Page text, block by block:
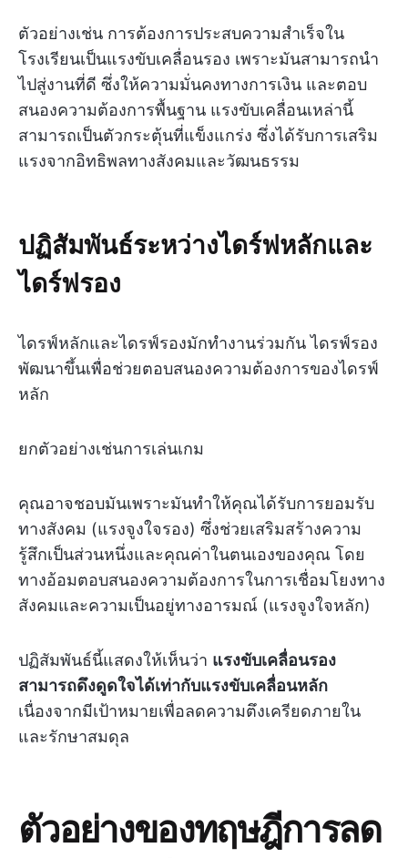
ตัวอย่างเช่น การต้องการประสบความสำเร็จใน
โรงเรียนเป็นแรงขับเคลื่อนรอง เพราะมันสามารถนำ
ไปสู่งานที่ดี ซึ่งให้ความมั่นคงทางการเงิน และตอบ
สนองความต้องการพื้นฐาน แรงขับเคลื่อนเหล่านี้
สามารถเป็นตัวกระตุ้นที่แข็งแกร่ง ซึ่งได้รับการเสริม
แรงจากอิทธิพลทางสังคมและวัฒนธรรม
ปฏิสัมพันธ์ระหว่างไดร์ฟหลักและ
ไดร์ฟรอง
ไดรฟ์หลักและไดรฟ์รองมักทำงานร่วมกัน ไดรฟ์รอง
พัฒนาขึ้นเพื่อช่วยตอบสนองความต้องการของไดรฟ์
หลัก
ยกตัวอย่างเช่นการเล่นเกม
คุณอาจชอบมันเพราะมันทำให้คุณได้รับการยอมรับ
ทางสังคม (แรงจูงใจรอง) ซึ่งช่วยเสริมสร้างความ
รู้สึกเป็นส่วนหนึ่งและคุณค่าในตนเองของคุณ โดย
ทางอ้อมตอบสนองความต้องการในการเชื่อมโยงทาง
สังคมและความเป็นอยู่ทางอารมณ์ (แรงจูงใจหลัก)
ปฏิสัมพันธ์นี้แสดงให้เห็นว่า แรงขับเคลื่อนรอง
สามารถดึงดูดใจได้เท่ากับแรงขับเคลื่อนหลัก
เนื่องจากมีเป้าหมายเพื่อลดความตึงเครียดภายใน
และรักษาสมดุล
ตัวอย่างของทฤษฎีการลด